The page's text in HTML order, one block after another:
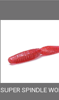
SUPER SPINDLE